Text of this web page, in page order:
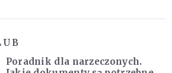
Poradnik dla narzeczonych.